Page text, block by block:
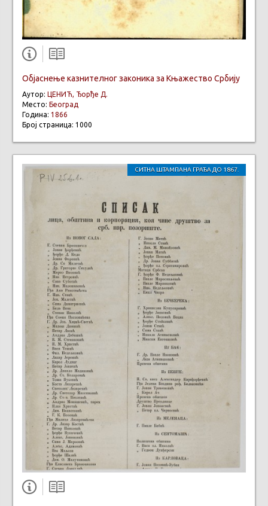
Објаснење казнителног законика за Књажество Србију
Аутор: ЦЕНИЋ, Ђорђе Д.
Место: Београд
Година: 1866
Број страница: 1000
СИТНА ШТАМПАНА ГРАЂА ДО 1867.